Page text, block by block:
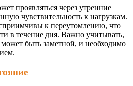
проявляться через утренние
чувствительность к нагрузкам.
к переутомлению, что
в течение дня. Важно учитывать,
может быть заметной, и необходимо